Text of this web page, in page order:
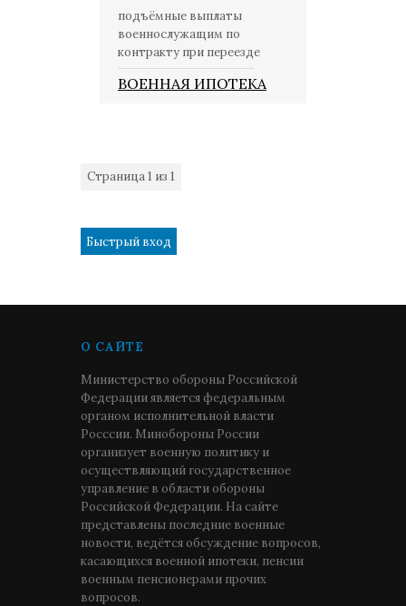
подъёмные выплаты
военнослужащим по
контракту при переезде
ВОЕННАЯ ИПОТЕКА
Страница1 из 1
О САЙТЕ
Министерство обороны Российской
Федерации является федеральным
органом исполнительной власти
Росссии. Минобороны России
организует военную политику и
осуществляющий государственное
управление в области обороны
Российской Федерации. На сайте
представлены последние военные
новости, ведётся обсуждение вопросов,
касающихся военной ипотеки, пенсии
военным пенсионерами прочих
вопросов.